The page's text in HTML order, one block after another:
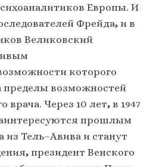
Европы. И
Фрейда, и в
Великовский
которого
пределы возможностей
врача. Через 10 лет, в 1947
прошлым
из Тель–Авива и станут
, президент Венского